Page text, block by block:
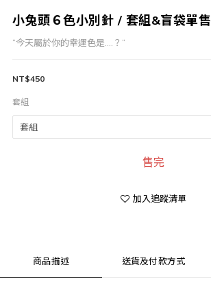
小兔頭６色小別針 / 套組&盲袋單售
“今天屬於你的幸運色是....？“
NT$450
套組
售完
加入追蹤清單
商品描述 送貨及付款方式